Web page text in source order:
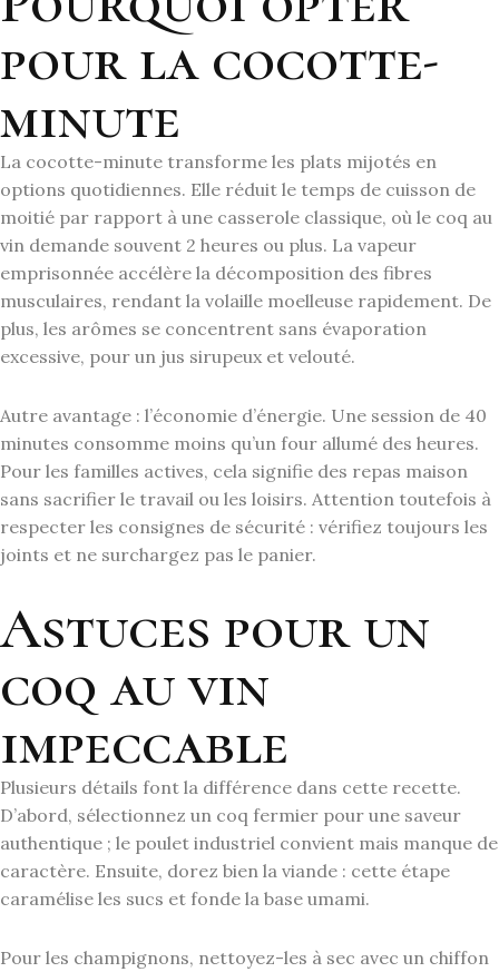
pour la cocotte-
minute
La cocotte-minute transforme les plats mijotés en
options quotidiennes. Elle réduit le temps de cuisson de
moitié par rapport à une casserole classique, où le coq au
vin demande souvent 2 heures ou plus. La vapeur
emprisonnée accélère la décomposition des fibres
musculaires, rendant la volaille moelleuse rapidement. De
plus, les arômes se concentrent sans évaporation
excessive, pour un jus sirupeux et velouté.
Autre avantage : l’économie d’énergie. Une session de 40
minutes consomme moins qu’un four allumé des heures.
Pour les familles actives, cela signifie des repas maison
sans sacrifier le travail ou les loisirs. Attention toutefois à
respecter les consignes de sécurité : vérifiez toujours les
joints et ne surchargez pas le panier.
Astuces pour un
coq au vin
impeccable
Plusieurs détails font la différence dans cette recette.
D’abord, sélectionnez un coq fermier pour une saveur
authentique ; le poulet industriel convient mais manque de
caractère. Ensuite, dorez bien la viande : cette étape
caramélise les sucs et fonde la base umami.
Pour les champignons, nettoyez-les à sec avec un chiffon